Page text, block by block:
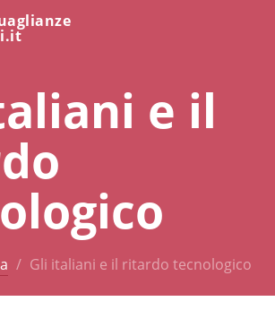
e il
Gli italiani e il ritardo tecnologico